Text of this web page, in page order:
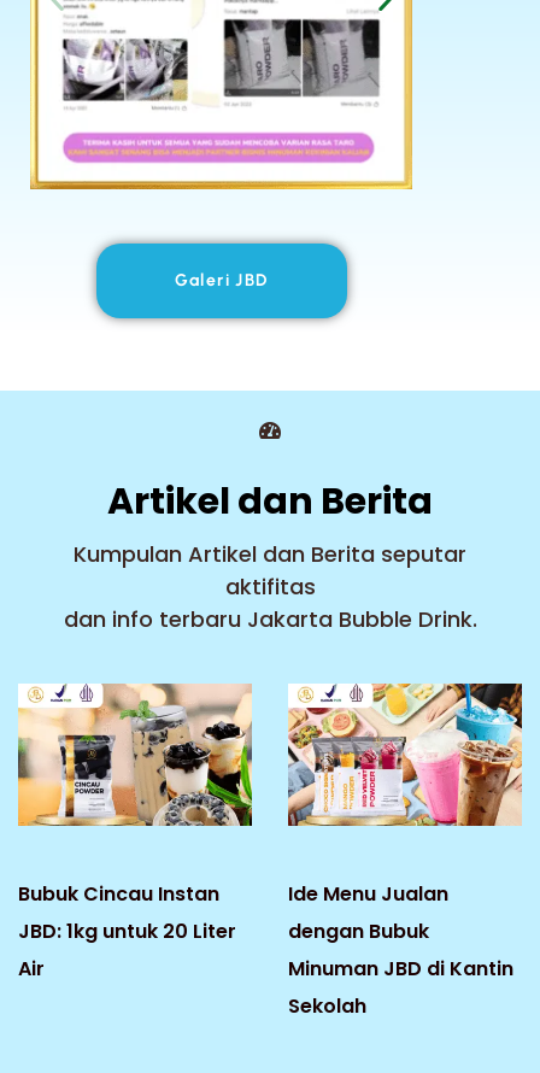
Galeri JBD
Artikel dan Berita
Kumpulan Artikel dan Berita seputar
aktifitas
dan info terbaru Jakarta Bubble Drink.
Bubuk Cincau Instan
JBD: 1kg untuk 20 Liter
Air
Ide Menu Jualan
dengan Bubuk
Minuman JBD di Kantin
Sekolah